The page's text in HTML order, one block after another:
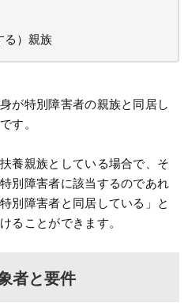
る）親族
が特別障害者の親族と同居し
す。
養親族としている場合で、そ
別障害者に該当するのであれ
別障害者と同居している」と
ることができます。
者と要件